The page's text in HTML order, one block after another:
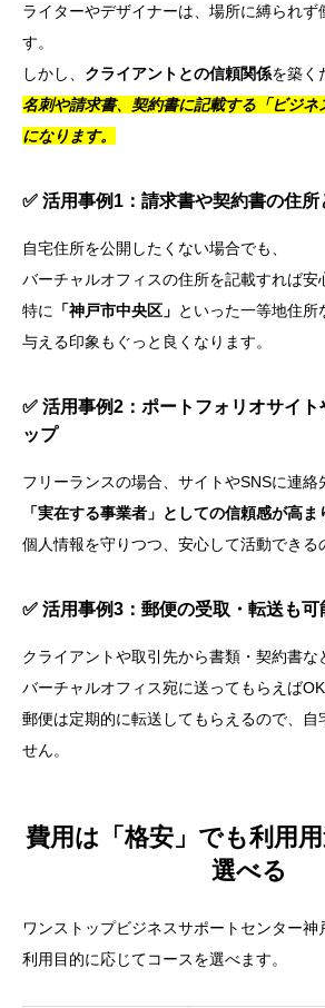
ライターやデザイナーは、場所に縛られ
す。
しかし、 クライアントとの信頼関係を築く
名刺や請求書、契約書に記載する「ビジネ
になります。
✅ 活用事例1：請求書や契約書の住所
自宅住所を公開したくない場合でも、
バーチャルオフィスの住所を記載すれば安
特に
「神戸市中央区」 といった一等地住所
与える印象もぐっと良くなります。
✅ 活用事例2：ポートフォリオサイ
ップ
フリーランスの場合、サイトやSNSに連
「実在する事業者」としての信頼感が高ま
個人情報を守りつつ、安心して活動できる
✅ 活用事例3：郵便の受取・転送も可
クライアントや取引先から書類・契約書な
バーチャルオフィス宛に送ってもらえばOK
郵便は定期的に転送してもらえるので、自
せん。
費用は「格安」でも利用
選べる
ワンストップビジネスサポートセンター神
利用目的に応じてコースを選べます。